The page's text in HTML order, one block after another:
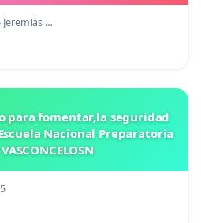
…
para fomentar,la seguridad
Nacional Preparatoria